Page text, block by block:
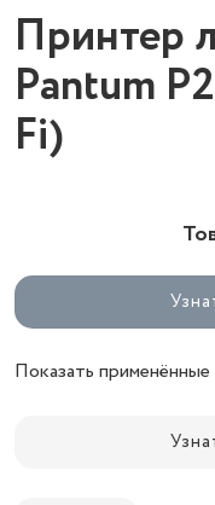
Принтер
Pantum
Fi)
Показать